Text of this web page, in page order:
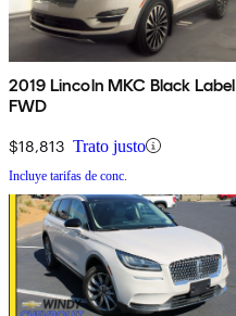
2019 Lincoln MKC Black Label
FWD
$18,813 Trato justo
Incluye tarifas de conc.